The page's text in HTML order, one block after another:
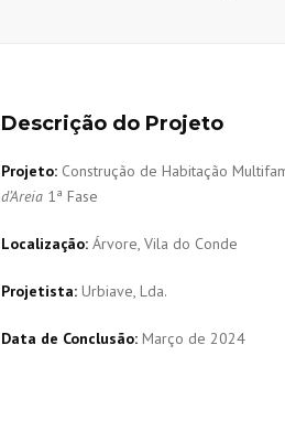
Descrição do Projeto
Projeto: Construção de Habitação
d’Areia 1ª Fase
Localização: Árvore, Vila do Conde
Projetista: Urbiave, Lda.
Data de Conclusão: Março de 2024